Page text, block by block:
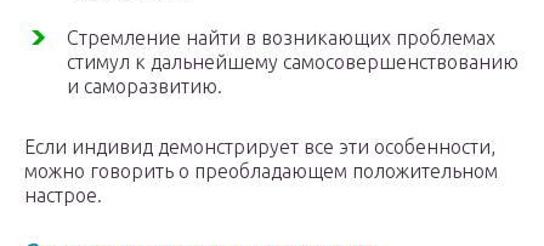
Стремление найти в возникающих проблемах
стимул к дальнейшему самосовершенствованию
и саморазвитию.
Если индивид демонстрирует все эти особенности,
можно говорить о преобладающем положительном
настрое.